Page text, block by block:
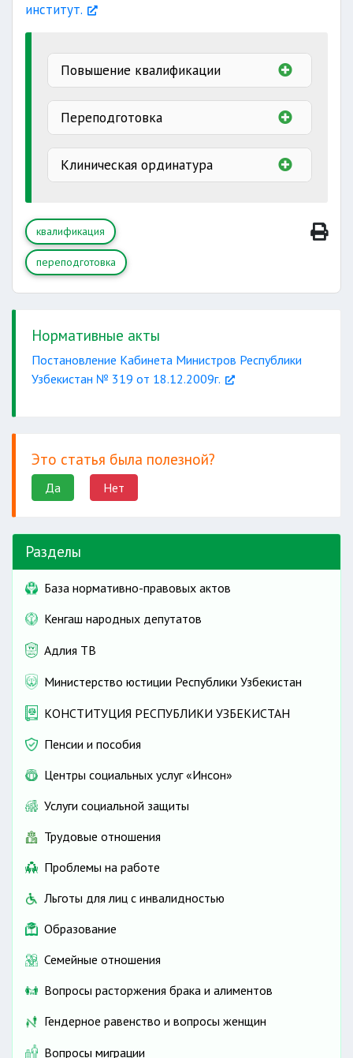
институт.
Повышение квалификации
относительно узкой
профессиональных знаний и
освоения новых
кругозора
4 недель 144 часа
Переподготовка
клиническая ординатура.
по дополнительно
Клиническая ординатура
квалификация
переподготовка
Нормативные акты
Постановление Кабинета Министров Республики
Узбекистан № 319 от 18.12.2009г.
Это статья была полезной?
Да Нет
Разделы
База нормативно-правовых актов
Кенгаш народных депутатов
Адлия ТВ
Министерство юстиции Республики Узбекистан
КОНСТИТУЦИЯ РЕСПУБЛИКИ УЗБЕКИСТАН
Пенсии и пособия
Центры социальных услуг «Инсон»
Услуги социальной защиты
Трудовые отношения
Проблемы на работе
Льготы для лиц с инвалидностью
Образование
Семейные отношения
Вопросы расторжения брака и алиментов
Гендерное равенство и вопросы женщин
Вопросы миграции